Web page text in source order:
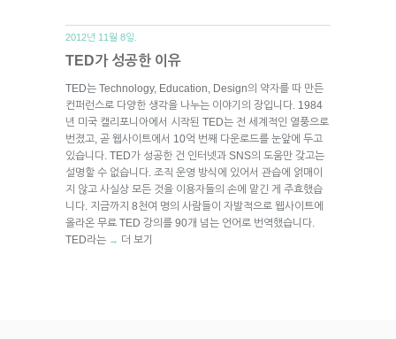
2012년 11월 8일.
TED가 성공한 이유
TED는 Technology, Education, Design의 약자를 따 만든
컨퍼런스로 다양한 생각을 나누는 이야기의 장입니다. 1984
년 미국 캘리포니아에서 시작된 TED는 전 세계적인 열풍으로
번졌고, 곧 웹사이트에서 10억 번째 다운로드를 눈앞에 두고
있습니다. TED가 성공한 건 인터넷과 SNS의 도움만 갖고는
설명할 수 없습니다. 조직 운영 방식에 있어서 관습에 얽매이
지 않고 사실상 모든 것을 이용자들의 손에 맡긴 게 주효했습
니다. 지금까지 8천여 명의 사람들이 자발적으로 웹사이트에
올라온 무료 TED 강의를 90개 넘는 언어로 번역했습니다.
TED라는 → 더 보기